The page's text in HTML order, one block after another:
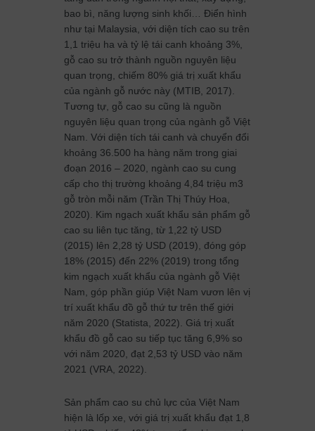
bao bì, năng lượng sinh khối… Điển hình
như tại Malaysia, với diện tích cao su trên
1,1 triệu ha và tỷ lệ tái canh khoảng 3%,
gỗ cao su trở thành nguồn nguyên liệu
quan trọng, chiếm 80% giá trị xuất khẩu
của ngành gỗ nước này (MTIB, 2017).
Tương tự, gỗ cao su cũng là nguồn
nguyên liệu quan trọng của ngành gỗ Việt
Nam. Với diện tích tái canh và chuyển đổi
khoảng 36.500 ha hàng năm trong giai
đoạn 2016 – 2020, ngành cao su cung
cấp cho thị trường khoảng 4,84 triệu m3
gỗ tròn mỗi năm (Trần Thị Thúy Hoa,
2020). Kim ngạch xuất khẩu sản phẩm gỗ
cao su liên tục tăng, từ 1,22 tỷ USD
(2015) lên 2,28 tỷ USD (2019), đóng góp
18% (2015) đến 22% (2019) trong tổng
kim ngạch xuất khẩu của ngành gỗ Việt
Nam, góp phần giúp Việt Nam vươn lên vị
trí xuất khẩu đồ gỗ thứ tư trên thế giới
năm 2020 (Statista, 2022). Giá trị xuất
khẩu đồ gỗ cao su tiếp tục tăng 6,9% so
với năm 2020, đạt 2,53 tỷ USD vào năm
2021 (VRA, 2022).
Sản phẩm cao su chủ lực của Việt Nam
hiện là lốp xe, với giá trị xuất khẩu đạt 1,8